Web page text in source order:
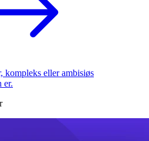
kompleks eller ambisiøs
er.